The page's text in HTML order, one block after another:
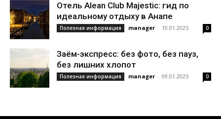
Отель Alean Club Majestic: гид по
идеальному отдыху в Анапе
Полезная информация manager - 10.01.2025 0
Заём-экспресс: без фото, без пауз,
без лишних хлопот
Полезная информация manager - 09.01.2025 0